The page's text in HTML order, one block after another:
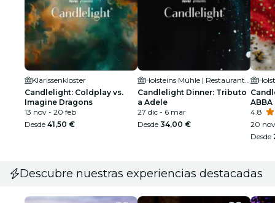
Klarissenkloster
Candlelight: Coldplay vs.
Imagine Dragons
13 nov - 20 feb
Desde 41,50 €
Candlelight Dinner: Tributo
a Adele
27 dic - 6 mar
Desde 34,00 €
ABBA
4.8
20
Desde
Descubre nuestras experiencias destacadas